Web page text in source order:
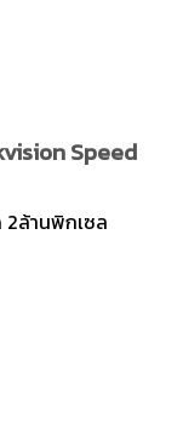
Speed
2ล้านพิกเซล